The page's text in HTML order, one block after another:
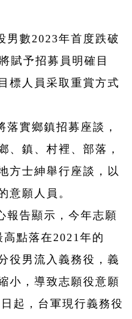
男數2023年首度跌破
賦予招募員明確目
標人員采取重賞方式
落實鄉鎮招募座談，
、鎮、村裡、部落，
方士紳舉行座談，以
意願人員。
報告顯示，今年志願
點落在2021年的
役男流入義務役，義
小，導致志願役意願
起，台軍現行義務役